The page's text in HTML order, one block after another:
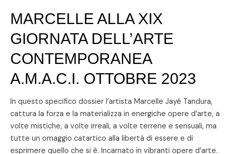
MARCELLE ALLA XIX
GIORNATA DELL’ARTE
CONTEMPORANEA
A.M.A.C.I. OTTOBRE 2023
In questo specifico dossier l’artista Marcelle Jayé Tandura,
cattura la forza e la materializza in energiche opere d’arte, a
volte mistiche, a volte irreali, a volte terrene e sensuali, ma
tutte un omaggio catartico alla libertà di essere e di
esprimere quello che si è. Incarnato in vibranti opere d’arte.